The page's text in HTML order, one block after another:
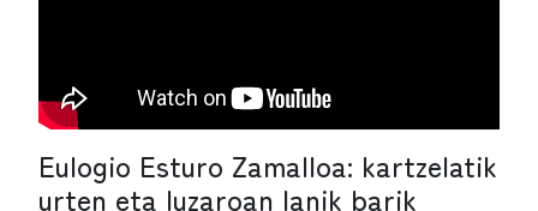
Eulogio Esturo Zamalloa: kartzelatik
urten eta luzaroan lanik barik